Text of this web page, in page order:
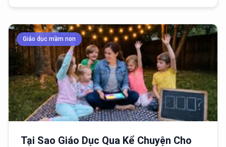
Giáo dục mầm non
Tại Sao Giáo Dục Qua Kể Chuyện Cho